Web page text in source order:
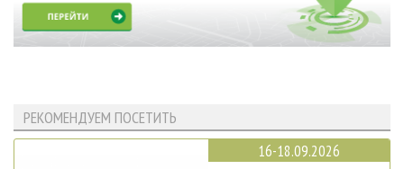
РЕКОМЕНДУЕМ ПОСЕТИТЬ
16-18.09.2026